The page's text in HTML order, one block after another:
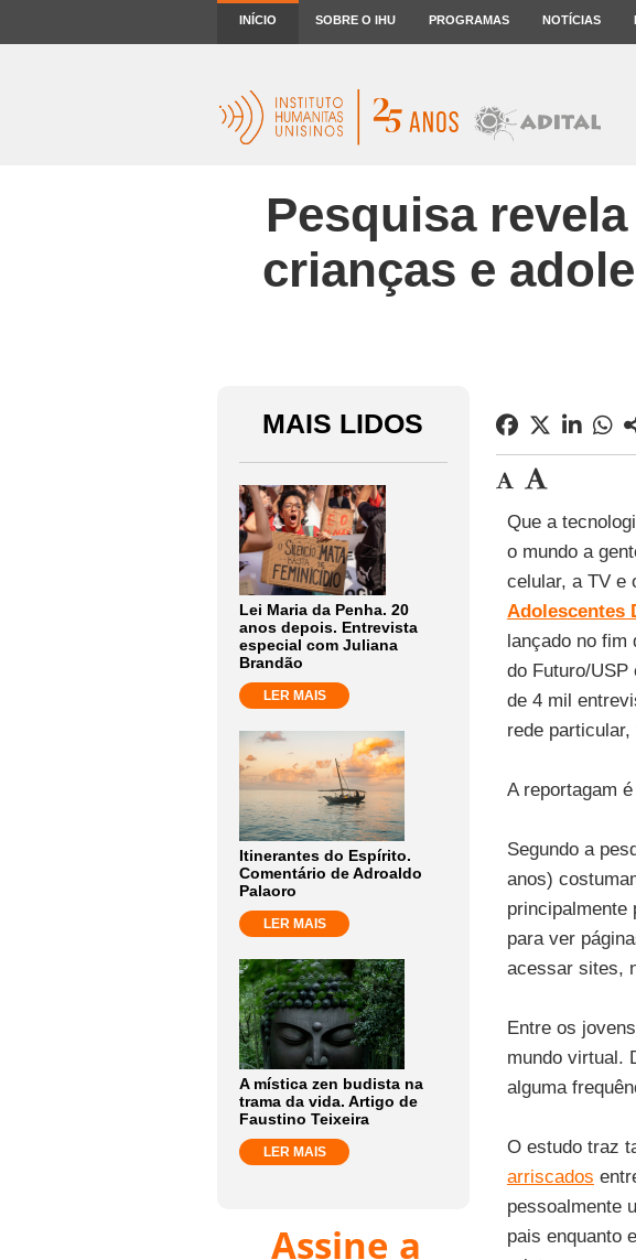
INÍCIO SOBRE O IHU PROGRAMAS NOTÍCIAS
Pesquisa
crianças e
MAIS LIDOS
Lei Maria da Penha. 20
anos depois. Entrevista
especial com Juliana
Brandão
LER MAIS
Itinerantes do Espírito.
Comentário de Adroaldo
Palaoro
LER MAIS
A mística zen budista na
trama da vida. Artigo de
Faustino Teixeira
LER MAIS
Assine a
Que a
o mundo a
celular, a TV e
Adolescentes
lançado no fim
do Futuro/USP
de 4 mil
rede
A reportagam
Segundo a
anos)
principalmente
para ver
acessar sites,
Entre os
mundo virtual.
alguma
O estudo traz
arriscados
pessoalmente
pais enquanto